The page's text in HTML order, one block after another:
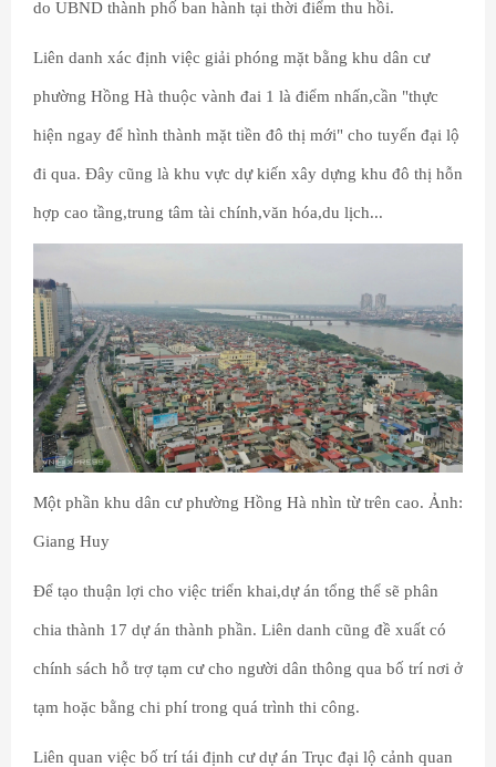
do UBND thành phố ban hành tại thời điểm thu hồi.
Liên danh xác định việc giải phóng mặt bằng khu dân cư
phường Hồng Hà thuộc vành đai 1 là điểm nhấn,cần "thực
hiện ngay để hình thành mặt tiền đô thị mới" cho tuyến đại lộ
đi qua. Đây cũng là khu vực dự kiến xây dựng khu đô thị hỗn
hợp cao tầng,trung tâm tài chính,văn hóa,du lịch...
Một phần khu dân cư phường Hồng Hà nhìn từ trên cao. Ảnh:
Giang Huy
Để tạo thuận lợi cho việc triển khai,dự án tổng thể sẽ phân
chia thành 17 dự án thành phần. Liên danh cũng đề xuất có
chính sách hỗ trợ tạm cư cho người dân thông qua bố trí nơi ở
tạm hoặc bằng chi phí trong quá trình thi công.
Liên quan việc bố trí tái định cư dự án Trục đại lộ cảnh quan